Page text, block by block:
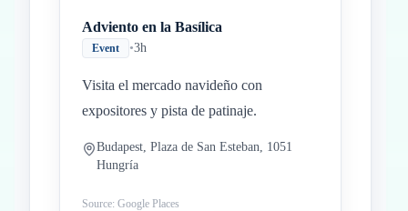
Adviento en la Basílica
Event •3h
Visita el mercado navideño con
expositores y pista de patinaje.
Budapest, Plaza de San Esteban, 1051
Hungría
Source: Google Places